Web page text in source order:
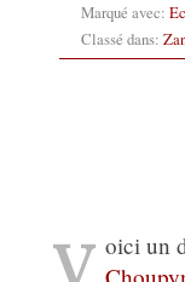
Marqué avec:
Classé dans:
V oici un